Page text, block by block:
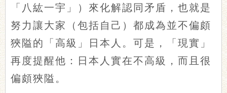
「八紘一宇」）來化解認同矛盾，也就是
努力讓大家（包括自己）都成為並不偏頗
狹隘的「高級」日本人。可是，「現實」
再度提醒他：日本人實在不高級，而且很
偏頗狹隘。